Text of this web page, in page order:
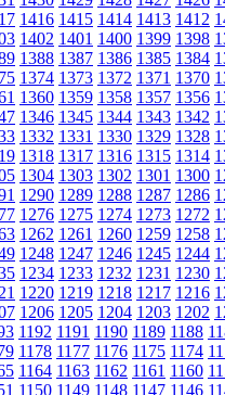
1416 1415 1414 1413 1412
1402 1401 1400 1399 1398
1388 1387 1386 1385 1384
1374 1373 1372 1371 1370
1360 1359 1358 1357 1356
1346 1345 1344 1343 1342
1332 1331 1330 1329 1328
1318 1317 1316 1315 1314
1304 1303 1302 1301 1300
1290 1289 1288 1287 1286
1276 1275 1274 1273 1272
1262 1261 1260 1259 1258
1248 1247 1246 1245 1244
1234 1233 1232 1231 1230
1220 1219 1218 1217 1216
1206 1205 1204 1203 1202
1192 1191 1190 1189 1188
1178 1177 1176 1175 1174
1164 1163 1162 1161 1160
1150 1149 1148 1147 1146